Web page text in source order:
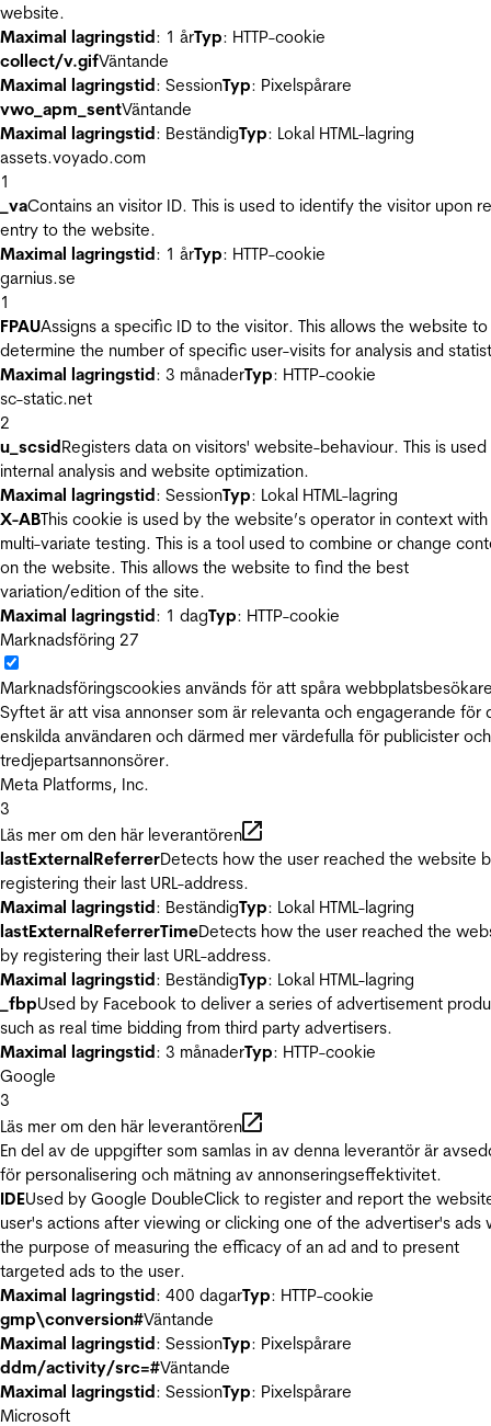
website.
Maximal lagringstid: 1 årTyp: HTTP-cookie
collect/v.gifVäntande
Maximal lagringstid: SessionTyp: Pixelspårare
vwo_apm_sentVäntande
Maximal lagringstid: BeständigTyp: Lokal HTML-lagring
assets.voyado.com
1
_vaContains an visitor ID. This is used to identify the visitor upon
entry to the website.
Maximal lagringstid: 1 årTyp: HTTP-cookie
garnius.se
1
FPAUAssigns a specific ID to the visitor. This allows the website to
determine the number of specific user-visits for analysis and
Maximal lagringstid: 3 månaderTyp: HTTP-cookie
sc-static.net
2
u_scsidRegisters data on visitors' website-behaviour. This is
internal analysis and website optimization.
Maximal lagringstid: SessionTyp: Lokal HTML-lagring
X-ABThis cookie is used by the website’s operator in context with
multi-variate testing. This is a tool used to combine or change
on the website. This allows the website to find the best
variation/edition of the site.
Maximal lagringstid: 1 dagTyp: HTTP-cookie
Marknadsföring 27
Marknadsföringscookies används för att spåra
Syftet är att visa annonser som är relevanta och engagerande för
enskilda användaren och därmed mer värdefulla för publicister och
tredjepartsannonsörer.
Meta Platforms, Inc.
3
Läs mer om den här leverantören
lastExternalReferrerDetects how the user reached the website
registering their last URL-address.
Maximal lagringstid: BeständigTyp: Lokal HTML-lagring
lastExternalReferrerTimeDetects how the user reached the
by registering their last URL-address.
Maximal lagringstid: BeständigTyp: Lokal HTML-lagring
_fbpUsed by Facebook to deliver a series of advertisement
such as real time bidding from third party advertisers.
Maximal lagringstid: 3 månaderTyp: HTTP-cookie
Google
3
Läs mer om den här leverantören
En del av de uppgifter som samlas in av denna leverantör är
för personalisering och mätning av annonseringseffektivitet.
IDEUsed by Google DoubleClick to register and report the
user's actions after viewing or clicking one of the advertiser's ads
the purpose of measuring the efficacy of an ad and to present
targeted ads to the user.
Maximal lagringstid: 400 dagarTyp: HTTP-cookie
gmp\conversion#Väntande
Maximal lagringstid: SessionTyp: Pixelspårare
ddm/activity/src=#Väntande
Maximal lagringstid: SessionTyp: Pixelspårare
Microsoft